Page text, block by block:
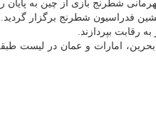
فدراسیون شطرنج برگزار
رقابت بپردازند.
امارات و عمان در لیست